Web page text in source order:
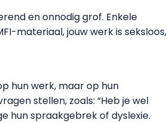
en onnodig grof. Enkele
materiaal, jouw werk is seksloos,
hun werk, maar op hun
stellen, zoals: “Heb je wel
hun spraakgebrek of dyslexie.